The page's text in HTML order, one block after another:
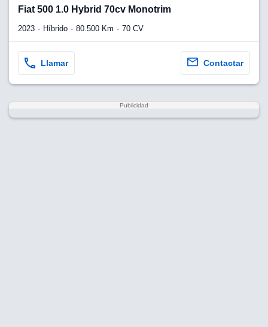
Fiat 500 1.0 Hybrid 70cv Monotrim
2023 Híbrido 80.500 Km 70 CV
Llamar Contactar